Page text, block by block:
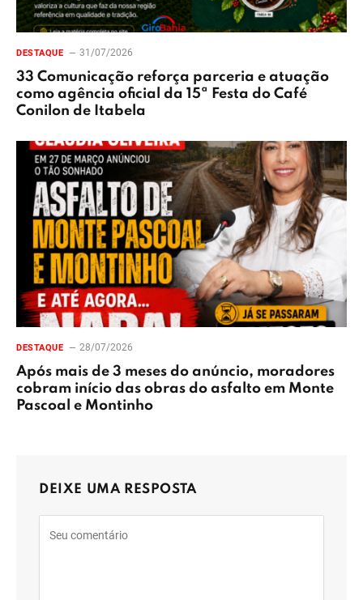
DESTAQUE 31/07/2026
33 Comunicação reforça parceria e atuação
como agência oficial da 15ª Festa do Café
Conilon de Itabela
DESTAQUE 28/07/2026
Após mais de 3 meses do anúncio, moradores
cobram início das obras do asfalto em Monte
Pascoal e Montinho
DEIXE UMA RESPOSTA